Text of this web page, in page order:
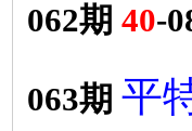
062期 40-
063期 平